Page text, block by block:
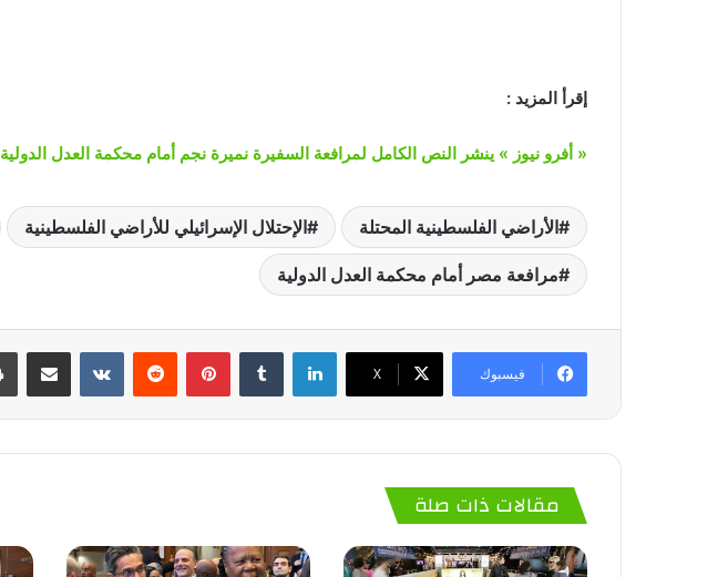
إقرأ المزيد :
« أفرو نيوز » ينشر النص الكامل لمرافعة السفيرة نميرة نجم أمام محكمة العدل الدولية
الأراضي الفلسطينية المحتلة الإحتلال الإسرائيلي للأراضي الفلسطينية
مرافعة مصر أمام محكمة العدل الدولية
فيسبوك ‫X
لينكدإن بينتيريست
مقالات ذات صلة